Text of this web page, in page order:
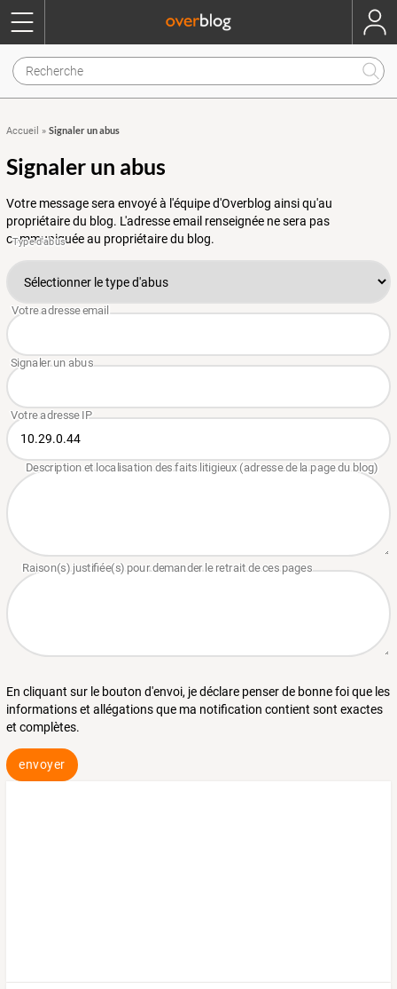
Accueil » Signaler un abus
Signaler un abus
Votre message sera envoyé à l'équipe d'Overblog ainsi qu'au
propriétaire du blog. L'adresse email renseignée ne sera pas
communiquée au propriétaire du blog.
En cliquant sur le bouton d'envoi, je déclare penser de bonne foi que les
informations et allégations que ma notification contient sont exactes
et complètes.
envoyer